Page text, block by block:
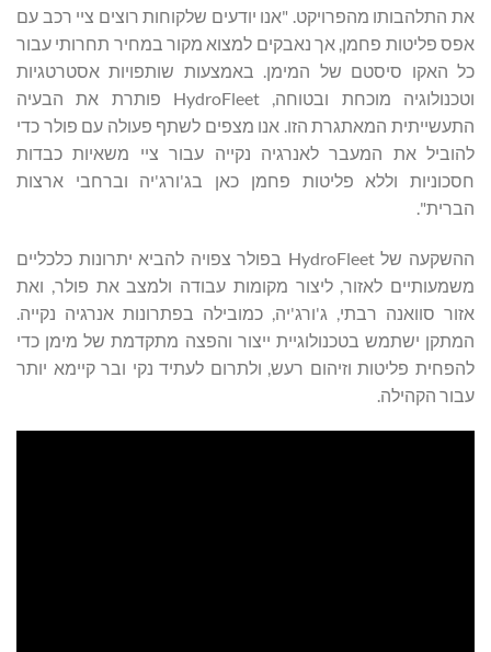
את התלהבותו מהפרויקט. "אנו יודעים שלקוחות רוצים ציי רכב עם
אפס פליטות פחמן, אך נאבקים למצוא מקור במחיר תחרותי עבור
כל האקו סיסטם של המימן. באמצעות שותפויות אסטרטגיות
וטכנולוגיה מוכחת ובטוחה, HydroFleet פותרת את הבעיה
התעשייתית המאתגרת הזו. אנו מצפים לשתף פעולה עם פולר כדי
להוביל את המעבר לאנרגיה נקייה עבור ציי משאיות כבדות
חסכוניות וללא פליטות פחמן כאן בג'ורג'יה וברחבי ארצות
הברית".
ההשקעה של HydroFleet בפולר צפויה להביא יתרונות כלכליים
משמעותיים לאזור, ליצור מקומות עבודה ולמצב את פולר, ואת
אזור סוואנה רבתי, ג'ורג'יה, כמובילה בפתרונות אנרגיה נקייה.
המתקן ישתמש בטכנולוגיית ייצור והפצה מתקדמת של מימן כדי
להפחית פליטות וזיהום רעש, ולתרום לעתיד נקי ובר קיימא יותר
עבור הקהילה.